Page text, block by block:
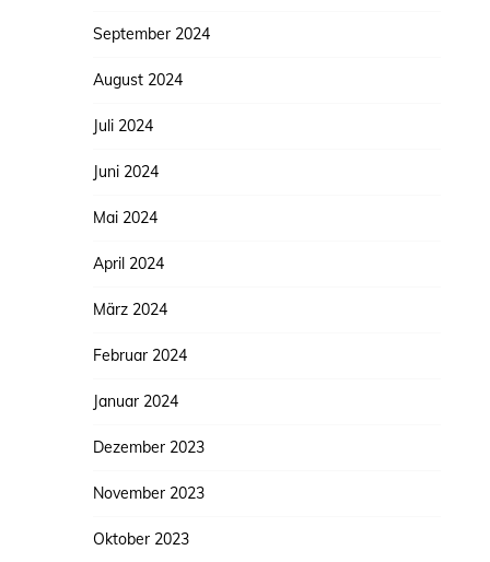
September 2024
August 2024
Juli 2024
Juni 2024
Mai 2024
April 2024
März 2024
Februar 2024
Januar 2024
Dezember 2023
November 2023
Oktober 2023